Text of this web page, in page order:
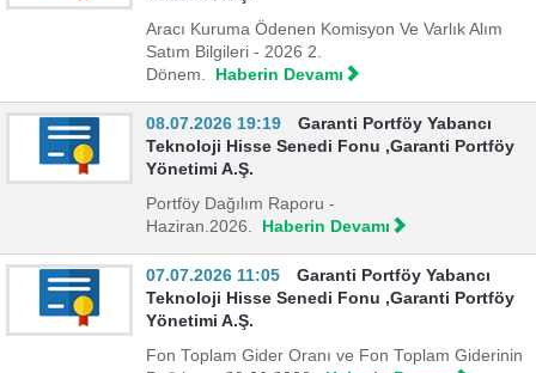
Aracı Kuruma Ödenen Komisyon Ve Varlık Alım
Satım Bilgileri - 2026 2.
Dönem. Haberin Devamı
08.07.2026 19:19
Garanti Portföy Yabancı
Teknoloji Hisse Senedi Fonu ,Garanti Portföy
Yönetimi A.Ş.
Portföy Dağılım Raporu -
Haziran.2026. Haberin Devamı
07.07.2026 11:05
Garanti Portföy Yabancı
Teknoloji Hisse Senedi Fonu ,Garanti Portföy
Yönetimi A.Ş.
Fon Toplam Gider Oranı ve Fon Toplam Giderinin